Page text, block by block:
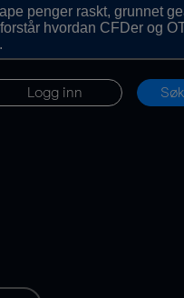
penger raskt, grunnet
hvordan CFDer og
Logg inn